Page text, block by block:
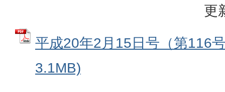
更
平成20年2月15日号（第116
3.1MB)